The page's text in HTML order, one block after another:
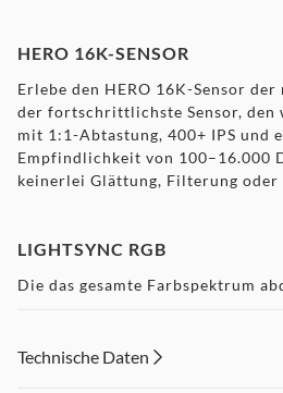
HERO 16K-SENSOR
Erlebe den HERO 16K-Sensor
der fortschrittlichste Sensor, den
mit 1:1-Abtastung, 400+ IPS und
Empfindlichkeit von 100–16.000
keinerlei Glättung, Filterung oder
LIGHTSYNC RGB
Die das gesamte Farbspektrum
sich für deine gesamte G-
Technische Daten